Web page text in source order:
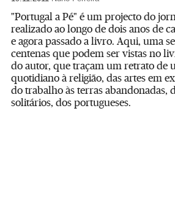
"Portugal a Pé" é um projecto do
realizado ao longo de dois anos de
e agora passado a livro. Aqui, uma
centenas que podem ser vistas no
do autor, que traçam um retrato de
quotidiano à religião, das artes em
do trabalho às terras abandonadas,
solitários, dos portugueses.